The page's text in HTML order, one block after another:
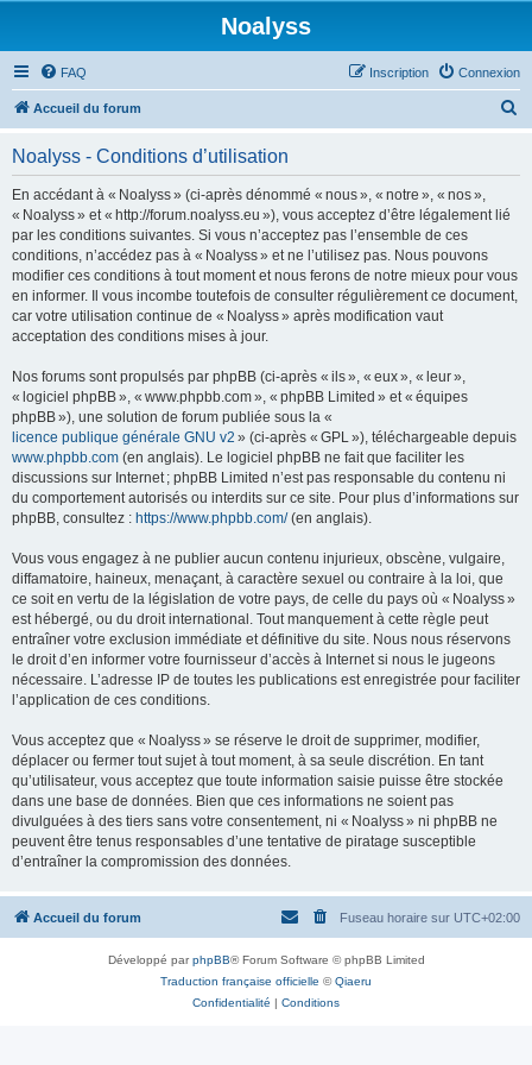
Noalyss
FAQ Connexion
Inscription
Accueil du forum
Noalyss - Conditions d’utilisation
En accédant à « Noalyss » (ci-après dénommé « nous », « notre », « nos »,
« Noalyss » et « http://forum.noalyss.eu »), vous acceptez d’être légalement lié
par les conditions suivantes. Si vous n’acceptez pas l’ensemble de ces
conditions, n’accédez pas à « Noalyss » et ne l’utilisez pas. Nous pouvons
modifier ces conditions à tout moment et nous ferons de notre mieux pour vous
en informer. Il vous incombe toutefois de consulter régulièrement ce document,
car votre utilisation continue de « Noalyss » après modification vaut
acceptation des conditions mises à jour.
Nos forums sont propulsés par phpBB (ci-après « ils », « eux », « leur »,
« logiciel phpBB », « www.phpbb.com », « phpBB Limited » et « équipes
phpBB »), une solution de forum publiée sous la «
licence publique générale GNU v2 » (ci-après « GPL »), téléchargeable depuis
www.phpbb.com (en anglais). Le logiciel phpBB ne fait que faciliter les
discussions sur Internet ; phpBB Limited n’est pas responsable du contenu ni
du comportement autorisés ou interdits sur ce site. Pour plus d’informations sur
phpBB, consultez : https://www.phpbb.com/(en anglais).
Vous vous engagez à ne publier aucun contenu injurieux, obscène, vulgaire,
diffamatoire, haineux, menaçant, à caractère sexuel ou contraire à la loi, que
ce soit en vertu de la législation de votre pays, de celle du pays où « Noalyss »
est hébergé, ou du droit international. Tout manquement à cette règle peut
entraîner votre exclusion immédiate et définitive du site. Nous nous réservons
le droit d’en informer votre fournisseur d’accès à Internet si nous le jugeons
nécessaire. L’adresse IP de toutes les publications est enregistrée pour faciliter
l’application de ces conditions.
Vous acceptez que « Noalyss » se réserve le droit de supprimer, modifier,
déplacer ou fermer tout sujet à tout moment, à sa seule discrétion. En tant
qu’utilisateur, vous acceptez que toute information saisie puisse être stockée
dans une base de données. Bien que ces informations ne soient pas
divulguées à des tiers sans votre consentement, ni « Noalyss » ni phpBB ne
peuvent être tenus responsables d’une tentative de piratage susceptible
d’entraîner la compromission des données.
Accueil du forum Fuseau horaire sur UTC+02:00
Développé parphpBB® Forum Software © phpBB Limited
Traduction française officielle ©Qiaeru
Confidentialité | Conditions